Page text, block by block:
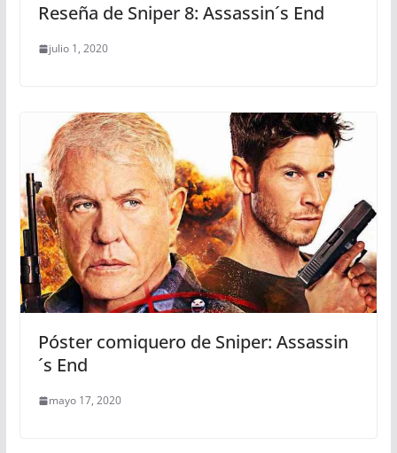
Reseña de Sniper 8: Assassin´s End
julio 1, 2020
Póster comiquero de Sniper: Assassin
´s End
mayo 17, 2020